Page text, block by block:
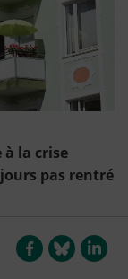
à la crise
pas rentré
de prise d’effet